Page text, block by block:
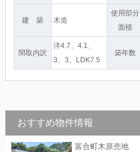
建 築 木造
使用部分
面積
間取内訳
洋4.7、4.1、
3、3、LDK7.5
築年数
おすすめ物件情報
富合町木原売地